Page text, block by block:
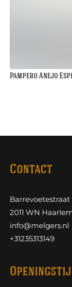
Pampero Anejo
Contact
Barrevoetestraat
2011 WN
info@melgers.nl
+31235313149